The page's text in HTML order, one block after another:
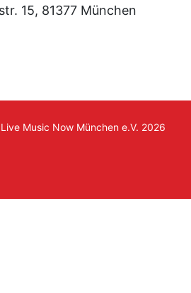
15, 81377 München
Music Now München e.V. 2026